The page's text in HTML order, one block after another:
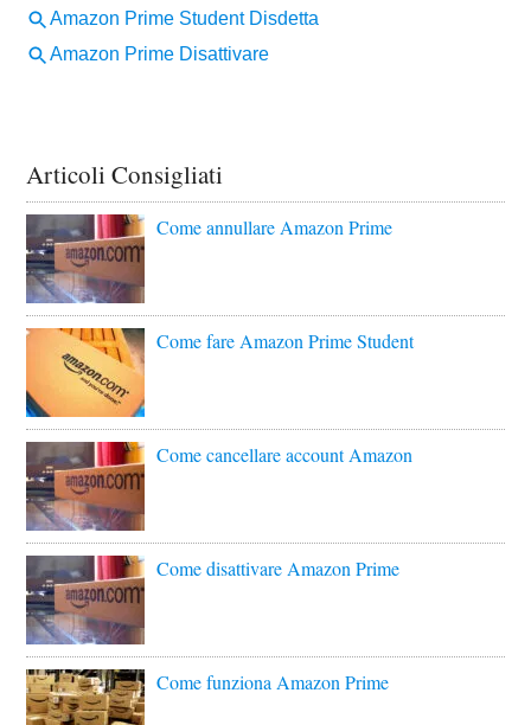
Articoli Consigliati
Come annullare Amazon Prime
Come fare Amazon Prime Student
Come cancellare account Amazon
Come disattivare Amazon Prime
Come funziona Amazon Prime